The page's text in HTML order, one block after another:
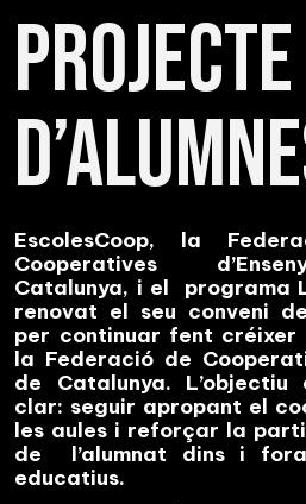
projecte
EscolesCoop, la
Cooperatives
Catalunya, i el programa
renovat el seu conveni
per continuar fent créixer
la Federació de
de Catalunya.
clar: seguir apropant el
les aules i reforçar la
de l’alumnat dins i
educatius.